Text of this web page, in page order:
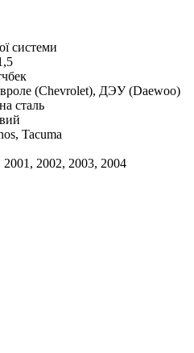
системи
(Chevrolet), ДЭУ (Daewoo)
сталь
Tacuma
2001, 2002, 2003, 2004